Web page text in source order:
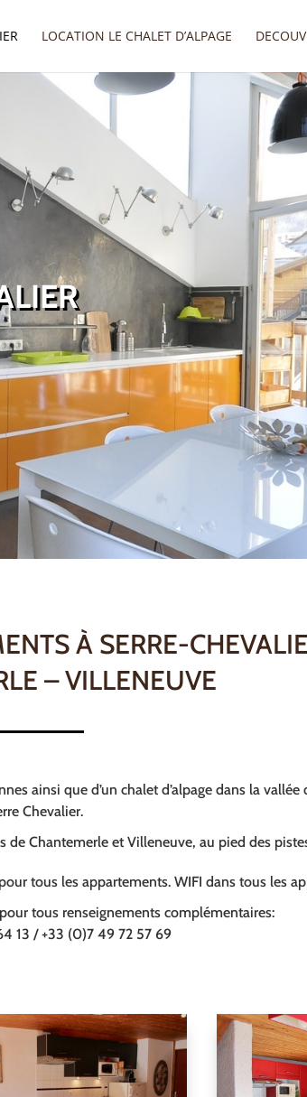
LOCATION LE CHALET D’ALPAGE
À SERRE-
– VILLENEUVE
ainsi que d’un chalet d’alpage dans la vallée
Chevalier.
de Chantemerle et Villeneuve, au pied des
tous les appartements. WIFI dans tous les
tous renseignements complémentaires:
13 / +33 (0)7 49 72 57 69